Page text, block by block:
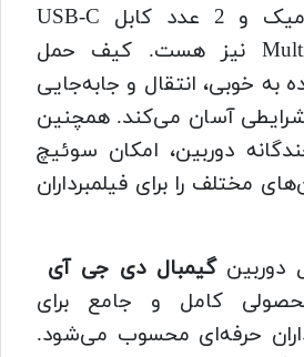
کیف حمل ارگونومیک و 2 عدد کابل USB-C
Multi-Camera Control نیز هست. کیف حمل
به خوبی، انتقال و جابه‌جایی
شرایطی آسان می‌کند. همچنین
دوربین، امکان سوئیچ
مختلف را برای فیلمبرداران
دوربینگیمبال دی جی آی
کامل و جامع برای
حرفه‌ای محسوب می‌شود.